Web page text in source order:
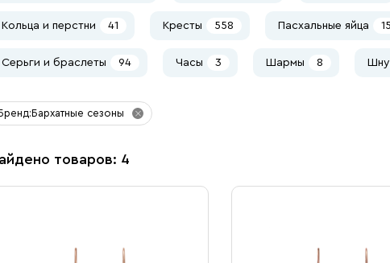
Кольца и перстни 41 Кресты 558 Пасхальные яйца 15
Серьги и браслеты 94 Часы 3 Шармы 8
Бархатные сезоны
товаров: 4